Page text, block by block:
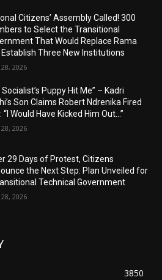
Citizens’ Assembly Called! 300
to Select the Transitional
That Would Replace Rama
Three New Institutions
2026
Puppy Hit Me” – Kadri
Son Claims Robert Ndrenika Fired
“I Would Have Kicked Him Out…”
2026
29 Days of Protest, Citizens
the Next Step: Plan Unveiled for
Technical Government
2026
3850